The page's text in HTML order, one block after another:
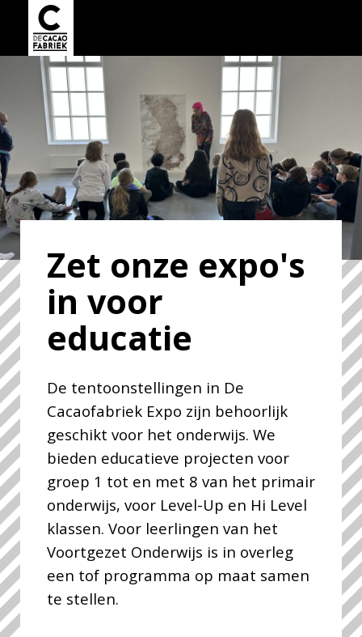
Zet onze expo's
in voor
educatie
De tentoonstellingen in De
Cacaofabriek Expo zijn behoorlijk
geschikt voor het onderwijs. We
bieden educatieve projecten voor
groep 1 tot en met 8 van het primair
onderwijs, voor Level-Up en Hi Level
klassen. Voor leerlingen van het
Voortgezet Onderwijs is in overleg
een tof programma op maat samen
te stellen.